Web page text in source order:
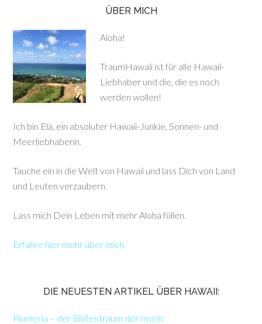
ÜBER MICH
Aloha!
TraumHawaii ist für alle Hawaii-
Liebhaber und die, die es noch
werden wollen!
Ich bin Ela, ein absoluter Hawaii-Junkie, Sonnen- und
Meerliebhaberin.
Tauche ein in die Welt von Hawaii und lass Dich von Land
und Leuten verzaubern.
Lass mich Dein Leben mit mehr Aloha füllen.
Erfahre hier mehr über mich.
DIE NEUESTEN ARTIKEL ÜBER HAWAII:
Plumeria – der Blütentraum der Inseln